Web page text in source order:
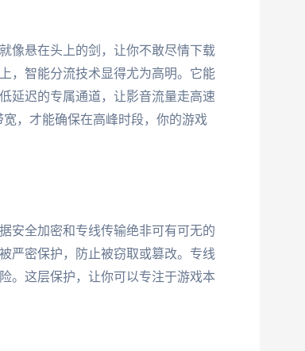
像悬在头上的剑，让你不敢尽情下载
，智能分流技术显得尤为高明。它能
延迟的专属通道，让影音流量走高速
，才能确保在高峰时段，你的游戏
安全加密和专线传输绝非可有可无的
严密保护，防止被窃取或篡改。专线
。这层保护，让你可以专注于游戏本